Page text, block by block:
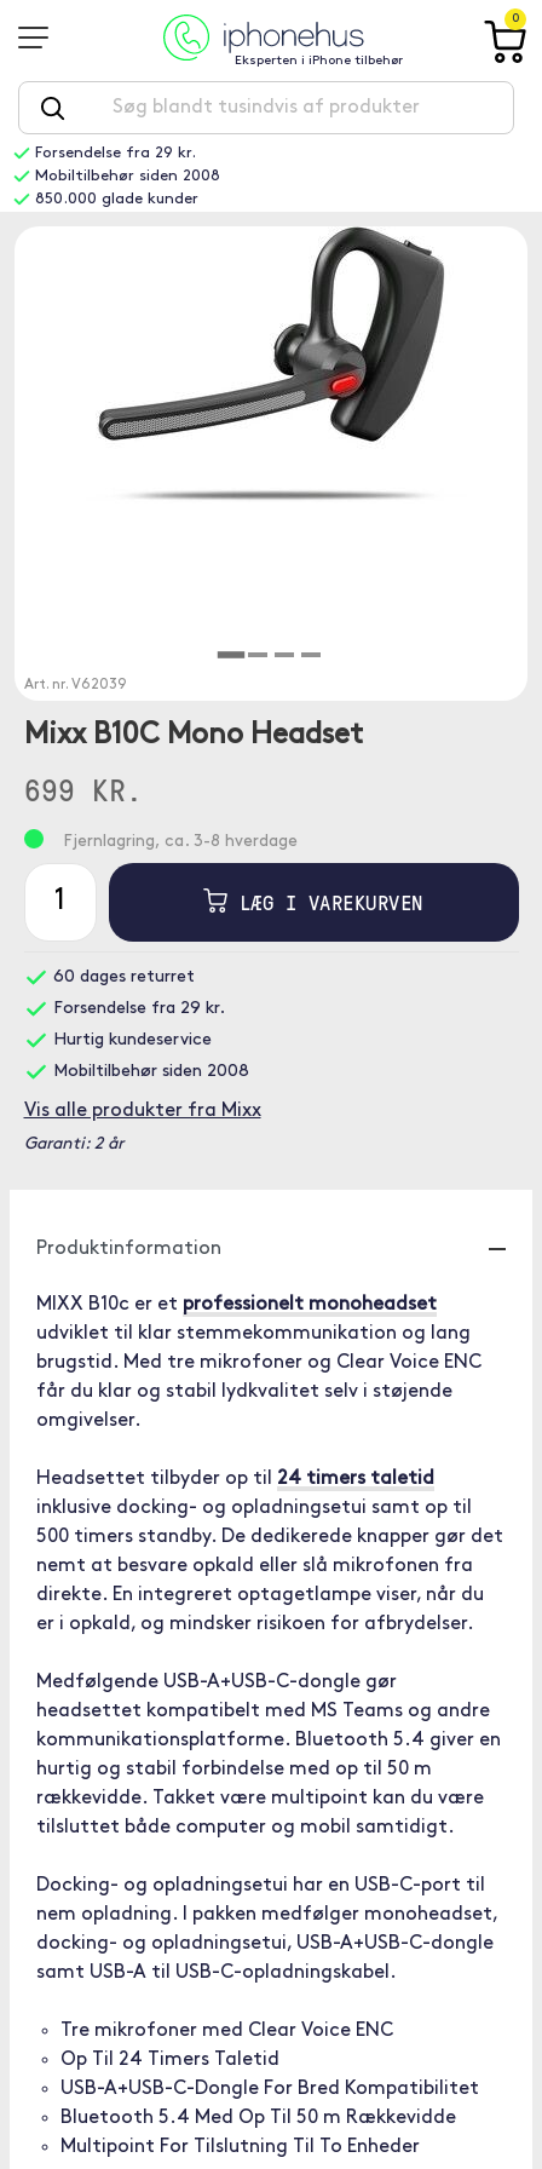
Eksperten i iPhone tilbehør
0
Forsendelse fra 29 kr.
Mobiltilbehør siden 2008
850.000 glade kunder
Art. nr. V62039
Mixx B10C Mono Headset
699 KR.
Fjernlagring, ca. 3-8 hverdage
LÆG I VAREKURVEN
60 dages returret
Forsendelse fra 29 kr.
Hurtig kundeservice
Mobiltilbehør siden 2008
Vis alle produkter fra Mixx
Garanti: 2 år
Produktinformation
MIXX B10c er et professionelt monoheadset
udviklet til klar stemmekommunikation og lang
brugstid. Med tre mikrofoner og Clear Voice ENC
får du klar og stabil lydkvalitet selv i støjende
omgivelser.
Headsettet tilbyder op til 24 timers taletid
inklusive docking- og opladningsetui samt op til
500 timers standby. De dedikerede knapper gør det
nemt at besvare opkald eller slå mikrofonen fra
direkte. En integreret optagetlampe viser, når du
er i opkald, og mindsker risikoen for afbrydelser.
Medfølgende USB-A+USB-C-dongle gør
headsettet kompatibelt med MS Teams og andre
kommunikationsplatforme. Bluetooth 5.4 giver en
hurtig og stabil forbindelse med op til 50 m
rækkevidde. Takket være multipoint kan du være
tilsluttet både computer og mobil samtidigt.
Docking- og opladningsetui har en USB-C-port til
nem opladning. I pakken medfølger monoheadset,
docking- og opladningsetui, USB-A+USB-C-dongle
samt USB-A til USB-C-opladningskabel.
Tre mikrofoner med Clear Voice ENC
Op Til 24 Timers Taletid
USB-A+USB-C-Dongle For Bred Kompatibilitet
Bluetooth 5.4 Med Op Til 50 m Rækkevidde
Multipoint For Tilslutning Til To Enheder